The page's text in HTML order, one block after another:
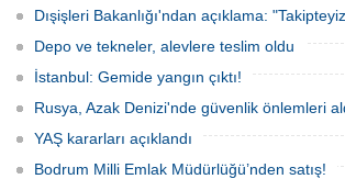
çaldı. Olay, güvenlik kameralarına
yansıdı, tekne sahiplerinin ihbarıyla
jandarma inceleme başlattı.
teknenin
kurtarma
Dışişleri Bakanlığı'ndan açıklama:
Depo ve tekneler, alevlere teslim oldu
İstanbul: Gemide yangın çıktı!
Rusya, Azak Denizi'nde güvenlik önlemleri
YAŞ kararları açıklandı
Bodrum Milli Emlak Müdürlüğü’nden satış!